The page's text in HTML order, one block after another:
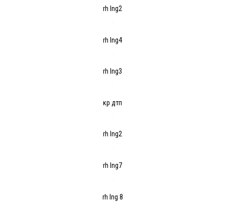
rh lng2
rh lng4
rh lng3
кр дтп
rh lng2
rh lng7
rh lng 8